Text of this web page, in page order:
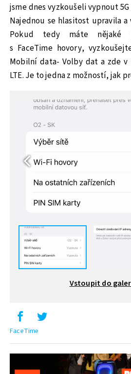
jsme dnes vyzkoušeli vypnout
Najednou se hlasitost upravila
Pokud tedy máte nějaké
s FaceTime hovory,
Mobilní data- Volby dat a zde
LTE. Je to jedna z možností, jak
Vstoupit do
FaceTime